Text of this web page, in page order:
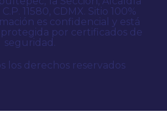
11580, CDMX. Sitio 100%
es confidencial y está
por certificados de
seguridad.
los derechos reservados